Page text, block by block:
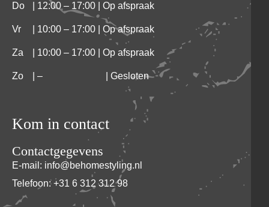
Do | 12:00 – 17:00 | Op afspraak
Vr | 10:00 – 17:00 | Op afspraak
Za | 10:00 – 17:00 | Op afspraak
Zo – | Gesloten
Kom in contact
Telefoon: +31 6 312 312 98
Contactgegevens
E-mail: info@behomestyling.nl